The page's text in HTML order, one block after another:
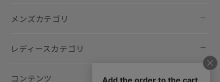
メンズカテゴリ
レディースカテゴリ
コンテンツ